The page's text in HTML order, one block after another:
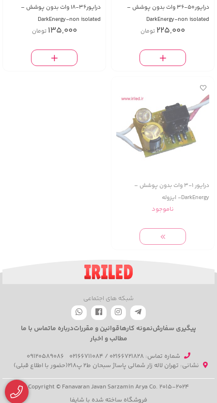
درایور50-36 وات بدون پوشش –
DarkEnergy-non isolated
225,000 تومان
درایور36-18 وات بدون پوشش –
DarkEnergy-non isolated
135,000 تومان
درایور 1-3 وات بدون پوشش –
DarkEnergy- ایزوله
ناموجود
شبکه های اجتماعی
پیگیری سفارشنمونه کارهاقوانین و مقرراتدرباره ماتماس با ما
مطالب و اخبار
شماره تماس‌: 02166721828 / 02166711084
09120589086
نشانی: تهران لاله زار شمالی پاساژ سبحان ط2 پ218(حضور با اطلاع قبلی)
Copyright © Fanavaran Javan Sarzamin Arya Co. 2015-2024
فروشگاه ساخته شده با شاپفا